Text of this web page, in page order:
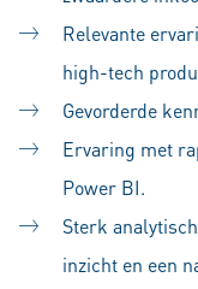
Relevante
high-tech
Gevorderde
Ervaring met
Power BI.
Sterk
inzicht en een